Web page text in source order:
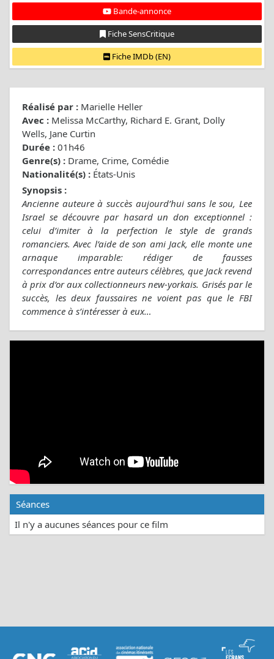
Bande-annonce
Fiche SensCritique
Fiche IMDb (EN)
Réalisé par : Marielle Heller
Avec : Melissa McCarthy, Richard E. Grant, Dolly
Wells, Jane Curtin
Durée : 01h46
Genre(s) : Drame, Crime, Comédie
Nationalité(s) : États-Unis
Synopsis :
Ancienne auteure à succès aujourd’hui sans le sou, Lee
Israel se découvre par hasard un don exceptionnel :
celui d’imiter à la perfection le style de grands
romanciers. Avec l’aide de son ami Jack, elle monte une
arnaque imparable: rédiger de fausses
correspondances entre auteurs célèbres, que Jack revend
à prix d’or aux collectionneurs new-yorkais. Grisés par le
succès, les deux faussaires ne voient pas que le FBI
commence à s’intéresser à eux…
Séances
Il n'y a aucunes séances pour ce film